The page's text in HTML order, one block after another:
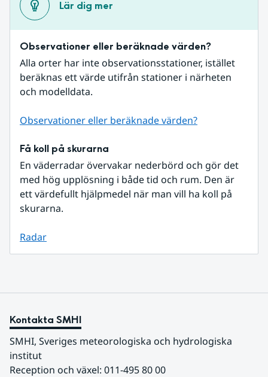
Lär dig mer
Observationer eller beräknade värden?
Alla orter har inte observationsstationer, istället
beräknas ett värde utifrån stationer i närheten
och modelldata.
Observationer eller beräknade värden?
Få koll på skurarna
En väderradar övervakar nederbörd och gör det
med hög upplösning i både tid och rum. Den är
ett värdefullt hjälpmedel när man vill ha koll på
skurarna.
Radar
Kontakta SMHI
SMHI, Sveriges meteorologiska och hydrologiska
institut
Reception och växel: 011-495 80 00